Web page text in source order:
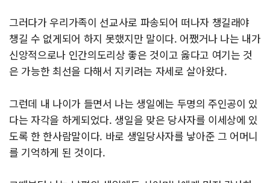
그러다가 우리가족이 선교사로 파송되어 떠나자 챙길래야
챙길 수 없게되어 하지 못했지만 말이다. 어쨌거나 나는 내가
신앙적으로나 인간의도리상 좋은 것이고 옳다고 여기는 것
은 가능한 최선을 다해서 지키려는 자세로 살아왔다.
그런데 내 나이가 들면서 나는 생일에는 두명의 주인공이 있
다는 자각을 하게되었다. 생일을 맞은 당사자를 이세상에 있
도록 한 한사람말이다. 바로 생일당사자를 낳아준 그 어머니
를 기억하게 된 것이다.